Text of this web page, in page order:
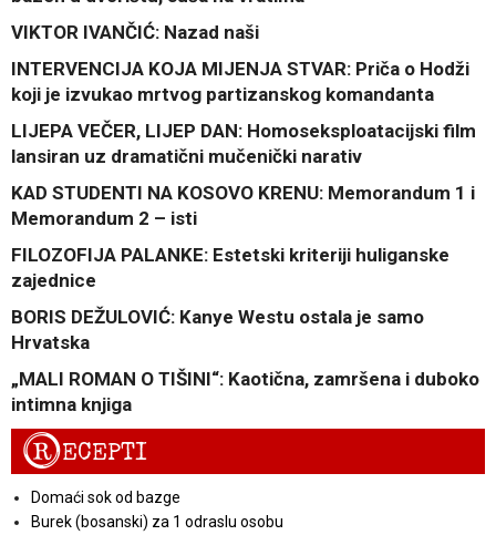
VIKTOR IVANČIĆ: Nazad naši
INTERVENCIJA KOJA MIJENJA STVAR: Priča o Hodži
koji je izvukao mrtvog partizanskog komandanta
LIJEPA VEČER, LIJEP DAN: Homoseksploatacijski film
lansiran uz dramatični mučenički narativ
KAD STUDENTI NA KOSOVO KRENU: Memorandum 1 i
Memorandum 2 – isti
FILOZOFIJA PALANKE: Estetski kriteriji huliganske
zajednice
BORIS DEŽULOVIĆ: Kanye Westu ostala je samo
Hrvatska
„MALI ROMAN O TIŠINI“: Kaotična, zamršena i duboko
intimna knjiga
RECEPTI
Domaći sok od bazge
Burek (bosanski) za 1 odraslu osobu